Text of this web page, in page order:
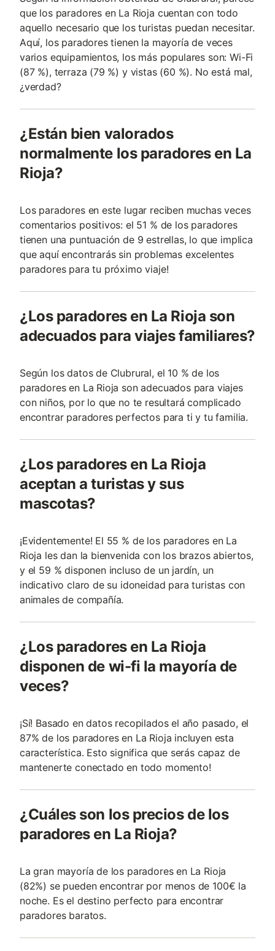
que los paradores en La Rioja cuentan con todo
aquello necesario que los turistas puedan necesitar.
Aquí, los paradores tienen la mayoría de veces
varios equipamientos, los más populares son: Wi-Fi
(87 %), terraza (79 %) y vistas (60 %). No está mal,
¿verdad?
¿Están bien valorados
normalmente los paradores en La
Rioja?
Los paradores en este lugar reciben muchas veces
comentarios positivos: el 51 % de los paradores
tienen una puntuación de 9 estrellas, lo que implica
que aquí encontrarás sin problemas excelentes
paradores para tu próximo viaje!
¿Los paradores en La Rioja son
adecuados para viajes familiares?
Según los datos de Clubrural, el 10 % de los
paradores en La Rioja son adecuados para viajes
con niños, por lo que no te resultará complicado
encontrar paradores perfectos para ti y tu familia.
¿Los paradores en La Rioja
aceptan a turistas y sus
mascotas?
¡Evidentemente! El 55 % de los paradores en La
Rioja les dan la bienvenida con los brazos abiertos,
y el 59 % disponen incluso de un jardín, un
indicativo claro de su idoneidad para turistas con
animales de compañí­a.
¿Los paradores en La Rioja
disponen de wi-fi la mayoría de
veces?
¡Sí! Basado en datos recopilados el año pasado, el
87% de los paradores en La Rioja incluyen esta
característica. Esto significa que serás capaz de
mantenerte conectado en todo momento!
¿Cuáles son los precios de los
paradores en La Rioja?
La gran mayoría de los paradores en La Rioja
(82%) se pueden encontrar por menos de 100€ la
noche. Es el destino perfecto para encontrar
paradores baratos.